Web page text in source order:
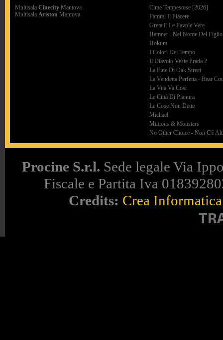
Multisala Cinecity Mantova
Multisala Ariston Mantova
Cime Tempestose [2026]
Fammi Il Piacere
Greta E Le Favole Vere
Hamnet - Nel Nome Del Figlio
Hokum
I Colori Del Tempo
Il Diavolo Veste Prada 2
La Fine Di Oak Street
La Vendetta Perfetta - Bear
La Vita Va Così
Le Città Di Pianura
Le Cose Non Dette
Michael
Minions & Monsters
No Other Choice - Non C'è
Procine S.r.l. Sede legale Via
Fiscale e Partita Iva
Credits: Crea